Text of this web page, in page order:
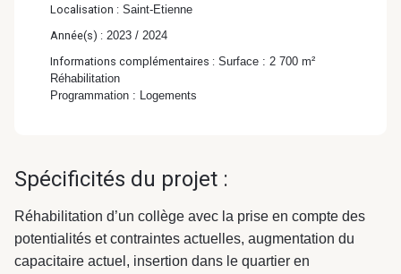
Gondwana –
Biodiversité & Génie
Gondwana –
Quartier
Pharmaceutique
Localisation : Saint-Etienne
Année(s) : 2023 / 2024
Informations complémentaires : Surface : 2 700 m²
Réhabilitation
Programmation : Logements
Spécificités du projet :
Réhabilitation d’un collège avec la prise en compte des
potentialités et contraintes actuelles, augmentation du
capacitaire actuel, insertion dans le quartier en